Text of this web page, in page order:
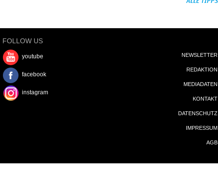
FOLLOW US
youtube
facebook
instagram
NEWSLETTER
REDAKTION
MEDIADATEN
KONTAKT
DATENSCHUTZ
IMPRESSUM
AGB